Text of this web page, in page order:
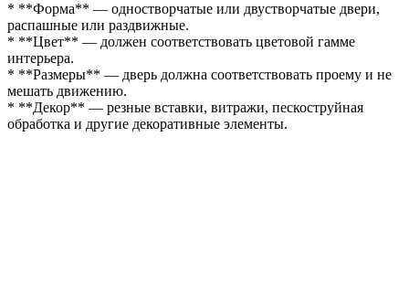
* **Форма** — одностворчатые или двустворчатые двери,
распашные или раздвижные.
* **Цвет** — должен соответствовать цветовой гамме
интерьера.
* **Размеры** — дверь должна соответствовать проему и не
мешать движению.
* **Декор** — резные вставки, витражи, пескоструйная
обработка и другие декоративные элементы.